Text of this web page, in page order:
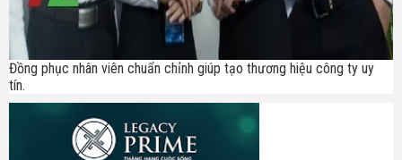
Đồng phục nhân viên chuẩn chỉnh giúp tạo thương hiệu công ty uy
tín.